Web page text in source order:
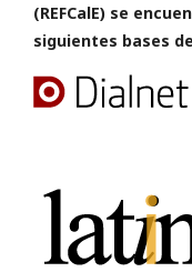
(REFCalE) se
siguientes bases